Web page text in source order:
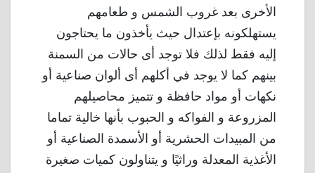
الأخرى بعد غروب الشمس و طعامهم
يستهلكونه بإعتدال حيث يأخذون ما يحتاجون
إليه فقط لذلك فلا توجد أى حالات من السمنة
بينهم كما لا يوجد في أكلهم أى ألوان صناعية أو
نكهات أو مواد حافظة و تتميز محاصيلهم
المزروعة و الفواكه و الحبوب بأنها خالية تماما
من المبيدات الحشرية أو الأسمدة الصناعية أو
الأغذية المعدلة وراثيًا و يتناولون كميات صغيرة